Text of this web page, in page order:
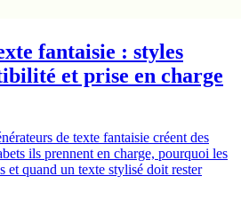
fantaisie : styles
et prise en charge
de texte fantaisie créent des
ils prennent en charge, pourquoi les
et quand un texte stylisé doit rester